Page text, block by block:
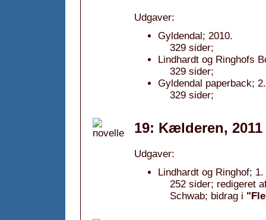
Udgaver:
Gyldendal; 2010.
329 sider;
Lindhardt og Ringhofs
329 sider;
Gyldendal paperback;
329 sider;
19: Kælderen, 2011
Udgaver:
Lindhardt og Ringhof;
252 sider; redigeret
Schwab; bidrag i